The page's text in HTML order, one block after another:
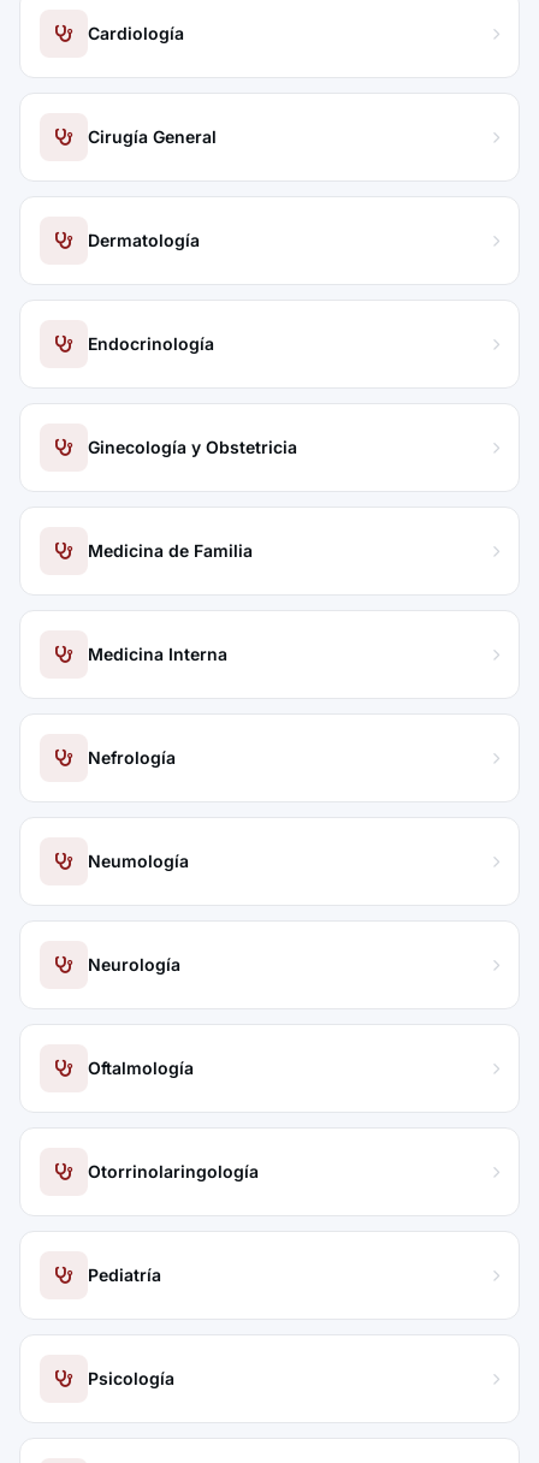
Cardiología
Cirugía General
Dermatología
Endocrinología
Ginecología y Obstetricia
Medicina de Familia
Medicina Interna
Nefrología
Neumología
Neurología
Oftalmología
Otorrinolaringología
Pediatría
Psicología